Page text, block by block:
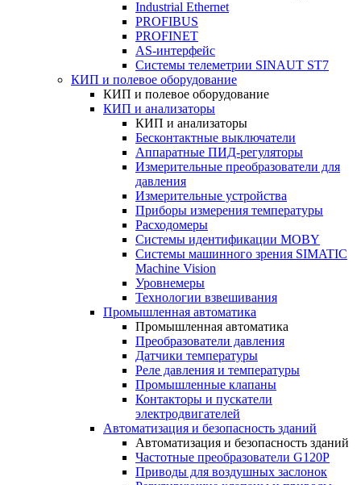
Industrial Ethernet
PROFIBUS
PROFINET
AS-интерфейс
Системы телеметрии SINAUT ST7
КИП и полевое оборудование
КИП и полевое оборудование
КИП и анализаторы
КИП и анализаторы
Бесконтактные выключатели
Аппаратные ПИД-регуляторы
Измерительные преобразователи для
давления
Измерительные устройства
Приборы измерения температуры
Расходомеры
Системы идентификации MOBY
Системы машинного зрения SIMATIC
Machine Vision
Уровнемеры
Технологии взвешивания
Промышленная автоматика
Промышленная автоматика
Преобразователи давления
Датчики температуры
Реле давления и температуры
Промышленные клапаны
Контакторы и пускатели
электродвигателей
Автоматизация и безопасность зданий
Автоматизация и безопасность зданий
Частотные преобразователи G120P
Приводы для воздушных заслонок